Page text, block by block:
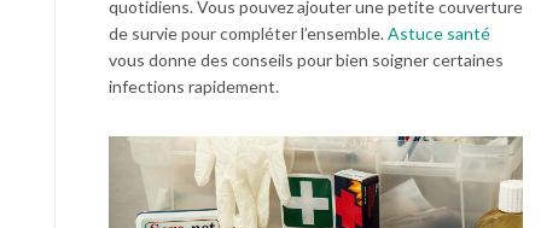
quotidiens. Vous pouvez ajouter une petite couverture
de survie pour compléter l’ensemble.Astuce santé
vous donne des conseils pour bien soigner certaines
infections rapidement.